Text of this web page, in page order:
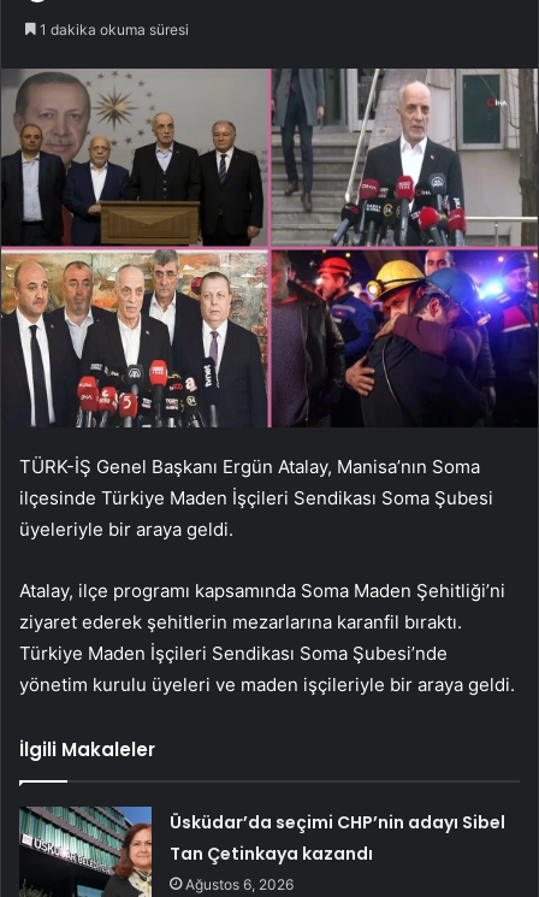
1 dakika okuma süresi
TÜRK-İŞ Genel Başkanı Ergün Atalay, Manisa’nın Soma
ilçesinde Türkiye Maden İşçileri Sendikası Soma Şubesi
üyeleriyle bir araya geldi.
Atalay, ilçe programı kapsamında Soma Maden Şehitliği’ni
ziyaret ederek şehitlerin mezarlarına karanfil bıraktı.
Türkiye Maden İşçileri Sendikası Soma Şubesi’nde
yönetim kurulu üyeleri ve maden işçileriyle bir araya geldi.
İlgili Makaleler
Üsküdar’da seçimi CHP’nin adayı Sibel
Tan Çetinkaya kazandı
Ağustos 6, 2026